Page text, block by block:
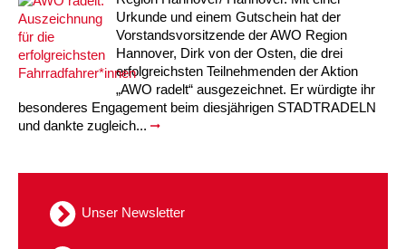
Urkunde und einem Gutschein hat der
Vorstandsvorsitzende der AWO Region
Hannover, Dirk von der Osten, die drei
erfolgreichsten Teilnehmenden der Aktion
„AWO radelt“ ausgezeichnet. Er würdigte ihr
besonderes Engagement beim diesjährigen STADTRADELN
und dankte zugleich...
Unser Newsletter